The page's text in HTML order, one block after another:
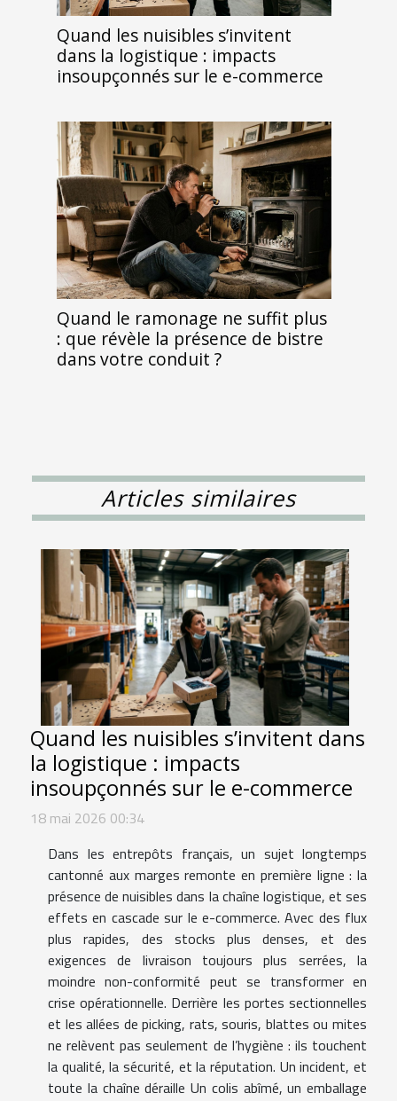
Quand les nuisibles s’invitent
dans la logistique : impacts
insoupçonnés sur le e-commerce
Quand le ramonage ne suffit plus
: que révèle la présence de bistre
dans votre conduit ?
Articles similaires
Quand les nuisibles s’invitent dans
la logistique : impacts
insoupçonnés sur le e-commerce
18 mai 2026 00:34
Dans les entrepôts français, un sujet longtemps
cantonné aux marges remonte en première ligne : la
présence de nuisibles dans la chaîne logistique, et ses
effets en cascade sur le e-commerce. Avec des flux
plus rapides, des stocks plus denses, et des
exigences de livraison toujours plus serrées, la
moindre non-conformité peut se transformer en
crise opérationnelle. Derrière les portes sectionnelles
et les allées de picking, rats, souris, blattes ou mites
ne relèvent pas seulement de l’hygiène : ils touchent
la qualité, la sécurité, et la réputation. Un incident, et
toute la chaîne déraille Un colis abîmé, un emballage